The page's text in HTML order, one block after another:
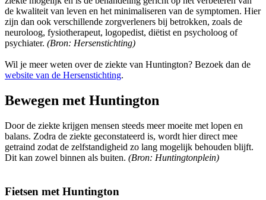
de kwaliteit van leven en het minimaliseren van de symptomen. Hier
zijn dan ook verschillende zorgverleners bij betrokken, zoals de
neuroloog, fysiotherapeut, logopedist, diëtist en psycholoog of
psychiater. (Bron: Hersenstichting)
Wil je meer weten over de ziekte van Huntington? Bezoek dan de
website van de Hersenstichting.
Bewegen met Huntington
Door de ziekte krijgen mensen steeds meer moeite met lopen en
balans. Zodra de ziekte geconstateerd is, wordt hier direct mee
getraind zodat de zelfstandigheid zo lang mogelijk behouden blijft.
Dit kan zowel binnen als buiten. (Bron: Huntingtonplein)
Fietsen met Huntington